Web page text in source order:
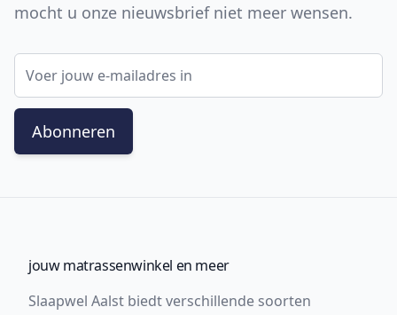
mocht u onze nieuwsbrief niet meer wensen.
E-mail adres
Abonneren
jouw matrassenwinkel en meer
Slaapwel Aalst biedt verschillende soorten